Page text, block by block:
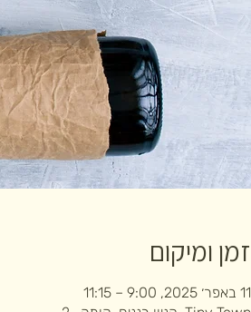
זמן ומיקום
11 באפר׳ 2025, 9:00 – 11:15